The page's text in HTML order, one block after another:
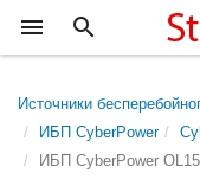
Источники
ИБП CyberPower
ИБП CyberPower